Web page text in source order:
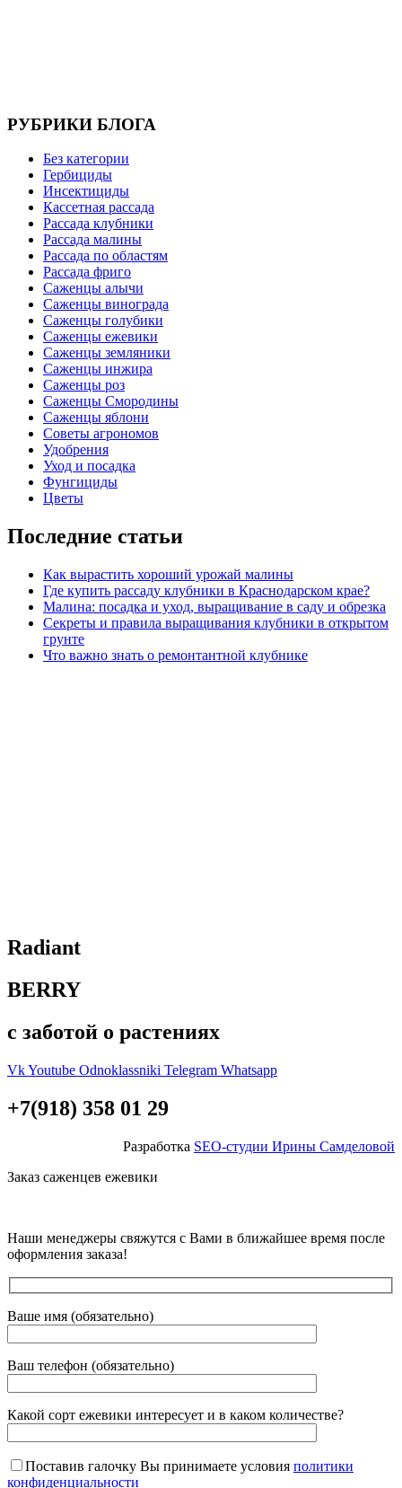
РУБРИКИ БЛОГА
Без категории
Гербициды
Инсектициды
Кассетная рассада
Рассада клубники
Рассада малины
Рассада по областям
Рассада фриго
Саженцы алычи
Саженцы винограда
Саженцы голубики
Саженцы ежевики
Саженцы земляники
Саженцы инжира
Саженцы роз
Саженцы Смородины
Саженцы яблони
Советы агрономов
Удобрения
Уход и посадка
Фунгициды
Цветы
Последние статьи
Как вырастить хороший урожай малины
Где купить рассаду клубники в Краснодарском крае?
Малина: посадка и уход, выращивание в саду и обрезка
Секреты и правила выращивания клубники в открытом
грунте
Что важно знать о ремонтантной клубнике
Radiant
BERRY
с заботой о растениях
VkYoutube Odnoklassniki Telegram Whatsapp
+7(918) 358 01 29
Разработка SEO-студии Ирины Самделовой
Заказ саженцев ежевики
Наши менеджеры свяжутся с Вами в ближайшее время после
оформления заказа!
Ваше имя (обязательно)
Ваш телефон (обязательно)
Какой сорт ежевики интересует и в каком количестве?
Поставив галочку Вы принимаете условия политики
конфиденциальности